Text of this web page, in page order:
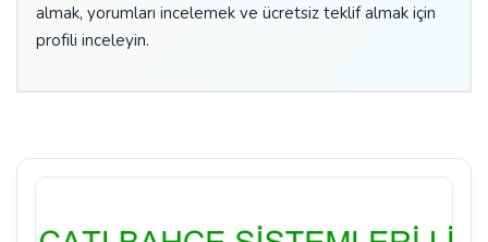
almak, yorumları incelemek ve ücretsiz teklif almak için
profili inceleyin.